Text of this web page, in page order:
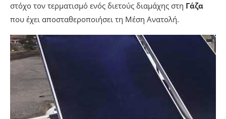
στόχο τον τερματισμό ενός διετούς διαμάχης στη Γάζα
που έχει αποσταθεροποιήσει τη Μέση Ανατολή.